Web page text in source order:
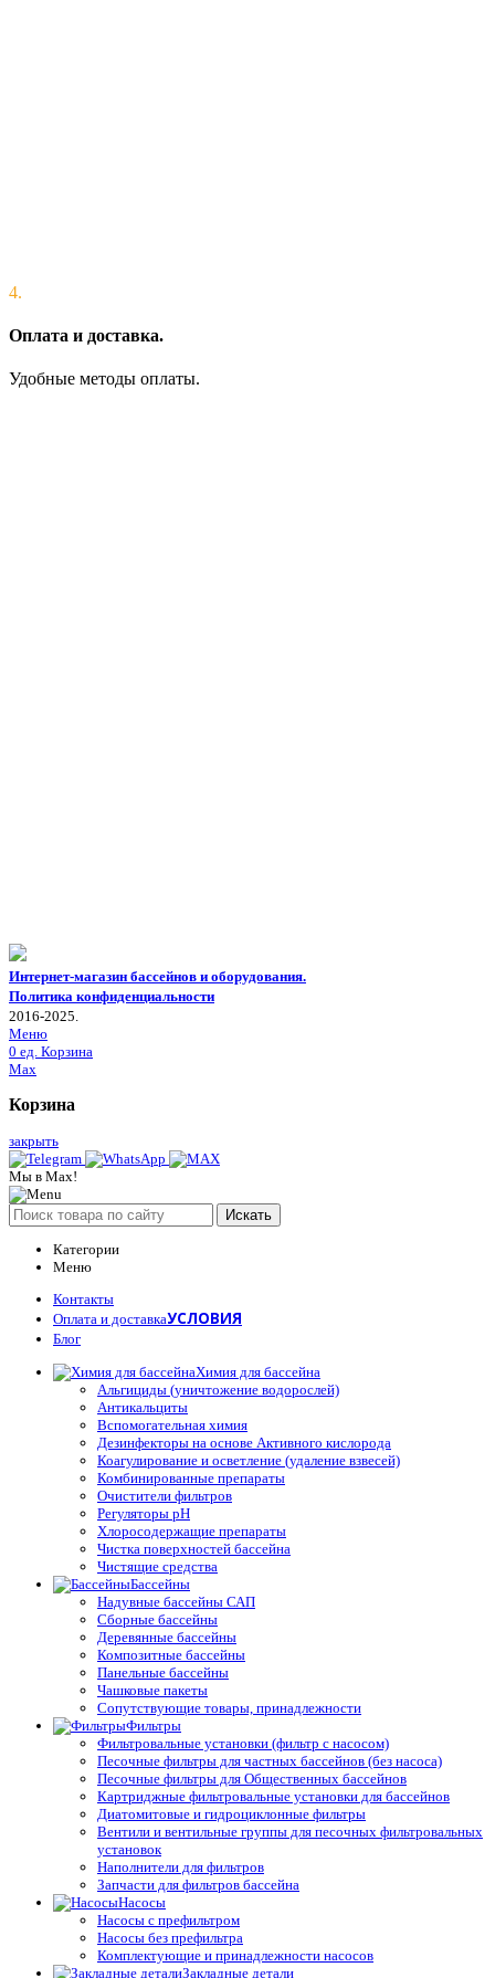
4.
Оплата и доставка.
Удобные методы оплаты.
Интернет-магазин бассейнов и оборудования.
Политика конфиденциальности
2016-2025.
Меню
0 ед. Корзина
Max
Корзина
закрыть
Мы в Max!
Искать
Категории
Меню
Контакты
Оплата и доставкаУСЛОВИЯ
Блог
Химия для бассейна
Альгициды (уничтожение водорослей)
Антикальциты
Вспомогательная химия
Дезинфекторы на основе Активного кислорода
Коагулирование и осветление (удаление взвесей)
Комбинированные препараты
Очистители фильтров
Регуляторы pH
Хлоросодержащие препараты
Чистка поверхностей бассейна
Чистящие средства
Бассейны
Надувные бассейны САП
Сборные бассейны
Деревянные бассейны
Композитные бассейны
Панельные бассейны
Чашковые пакеты
Сопутствующие товары, принадлежности
Фильтры
Фильтровальные установки (фильтр с насосом)
Песочные фильтры для частных бассейнов (без насоса)
Песочные фильтры для Общественных бассейнов
Картриджные фильтровальные установки для бассейнов
Диатомитовые и гидроциклонные фильтры
Вентили и вентильные группы для песочных фильтровальных
установок
Наполнители для фильтров
Запчасти для фильтров бассейна
Насосы
Насосы с префильтром
Насосы без префильтра
Комплектующие и принадлежности насосов
Закладные детали